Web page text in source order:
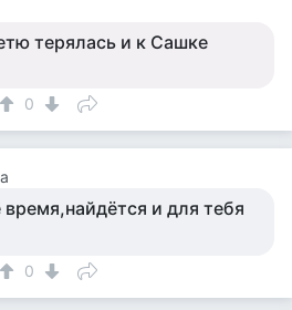
терялась и к Сашке
0
время,найдётся и для тебя
0